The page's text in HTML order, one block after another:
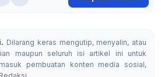
Dilarang keras mengutip, menyalin, atau
maupun seluruh isi artikel ini untuk
pembuatan konten media sosial,